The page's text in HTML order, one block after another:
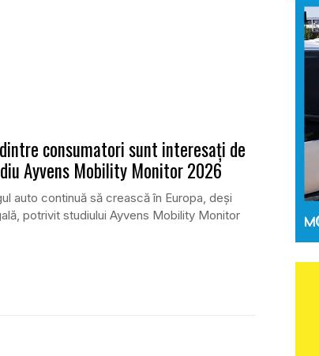
consumatori sunt interesați de
Ayvens Mobility Monitor 2026
auto continuă să crească în Europa, deși
potrivit studiului Ayvens Mobility Monitor